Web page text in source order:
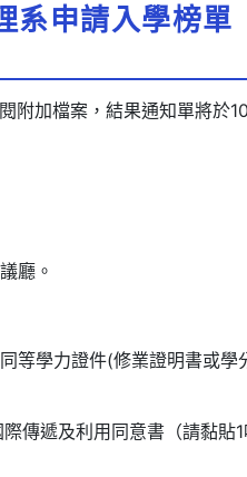
系申請入學榜單
附加檔案，結果通知單將於
廳。
學力證件(修業證明書或學
遞及利用同意書（請黏貼1